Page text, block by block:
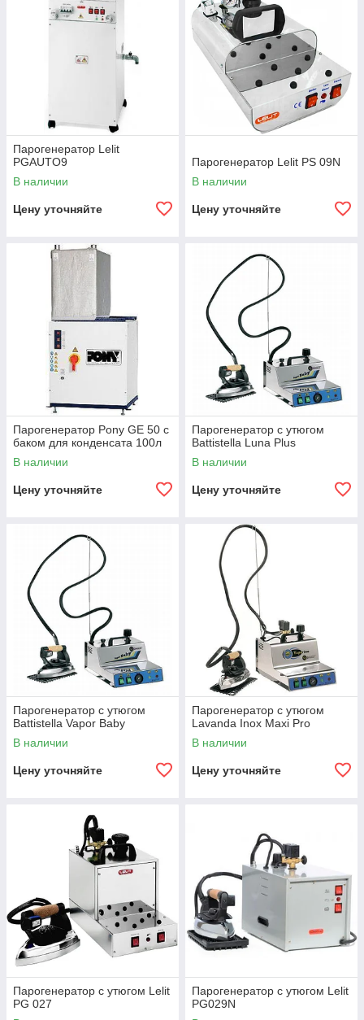
Парогенератор Lelit
PGAUTO9
В наличии
Цену уточняйте
Парогенератор Lelit PS 09N
В наличии
Цену уточняйте
Парогенератор Pony GE 50 с
баком для конденсата 100л
В наличии
Цену уточняйте
Парогенератор с утюгом
Battistella Luna Plus
В наличии
Цену уточняйте
Парогенератор с утюгом
Battistella Vapor Baby
В наличии
Цену уточняйте
Парогенератор с утюгом
Lavanda Inox Maxi Pro
В наличии
Цену уточняйте
Парогенератор с утюгом Lelit
PG 027
Парогенератор с утюгом Lelit
PG029N